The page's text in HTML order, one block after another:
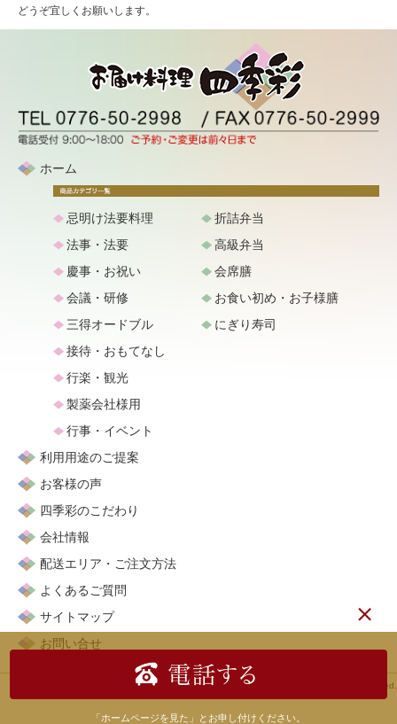
どうぞ宜しくお願いします。
ホーム
忌明け法要料理
法事・法要
慶事・お祝い
会議・研修
三得オードブル
接待・おもてなし
行楽・観光
製薬会社様用
行事・イベント
折詰弁当
高級弁当
会席膳
お食い初め・お子様膳
にぎり寿司
利用用途のご提案
お客様の声
四季彩のこだわり
会社情報
配送エリア・ご注文方法
よくあるご質問
サイトマップ
お問い合せ
Copyright (C) 2015 SHIKISAI All rights reserved.
「ホームページを見た」とお申し付けください。